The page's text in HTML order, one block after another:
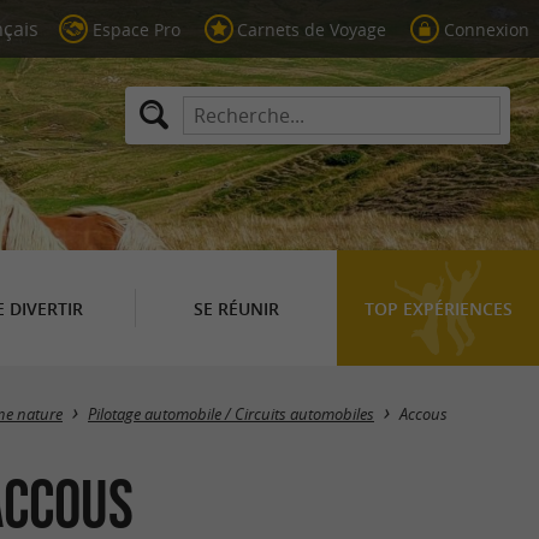
Espace Pro Carnets de Voyage Connexion
DIVERTIR SE RÉUNIR TOP EXPÉRIENCES
Masquer la carte
nature Pilotage automobile / Circuits automobiles Accous